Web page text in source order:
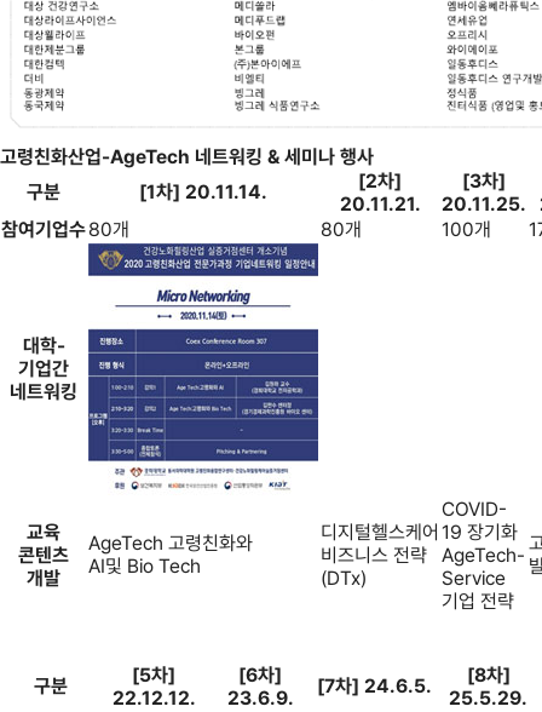
고령친화산업-AgeTech 네트워킹 & 세미나 행사
구분
[1차] 20.11.14.
[2차]
20.11.21.
[3차]
20.11.25.
참여기업수80개 80개 100개
대학-
기업간
네트워킹
교육
콘텐츠
개발
AgeTech 고령친화와
AI및 Bio Tech
디지털헬스케어
비즈니스 전략
(DTx)
COVID-
19 장기화
AgeTech-
Service
기업 전략
구분
[5차]
22.12.12.
[6차]
23.6.9.
[7차] 24.6.5.
[8차]
25.5.29.